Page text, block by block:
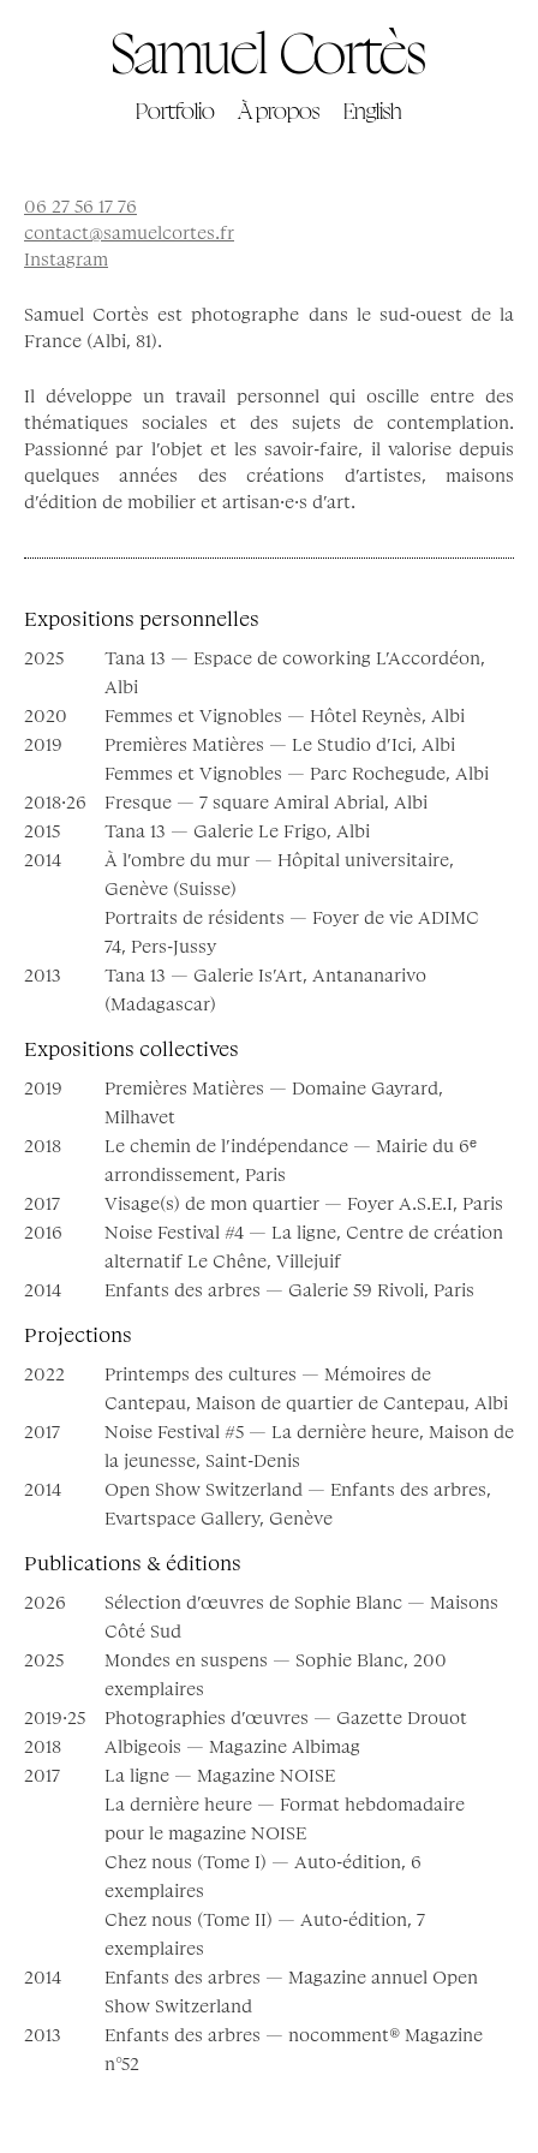
Samuel Cortès
Portfolio À propos English
Instagram
Samuel Cortès est photographe dans le sud-ouest de la
France (Albi, 81).
Il développe un travail personnel qui oscille entre des
thématiques sociales et des sujets de contemplation.
Passionné par l’objet et les savoir-faire, il valorise depuis
quelques années des créations d’artistes, maisons
d’édition de mobilier et artisan·e·s d’art.
Expositions personnelles
2025
Tana 13 — Espace de coworking L’Accordéon,
Albi
2020
Femmes et Vignobles — Hôtel Reynès, Albi
2019
Premières Matières — Le Studio d’Ici, Albi
Femmes et Vignobles — Parc Rochegude, Albi
2018·26
Fresque — 7 square Amiral Abrial, Albi
2015
Tana 13 — Galerie Le Frigo, Albi
2014
À l’ombre du mur — Hôpital universitaire,
Genève (Suisse)
Portraits de résidents — Foyer de vie ADIMC
74, Pers-Jussy
2013
Tana 13 — Galerie Is’Art, Antananarivo
(Madagascar)
Expositions collectives
2019
Premières Matières — Domaine Gayrard,
Milhavet
2018
Le chemin de l’indépendance — Mairie du 6ᵉ
arrondissement, Paris
2017
Visage(s) de mon quartier — Foyer A.S.E.I, Paris
2016
Noise Festival #4 — La ligne, Centre de création
alternatif Le Chêne, Villejuif
2014
Enfants des arbres — Galerie 59 Rivoli, Paris
Projections
2022
Printemps des cultures — Mémoires de
Cantepau, Maison de quartier de Cantepau, Albi
2017
Noise Festival #5 — La dernière heure, Maison de
la jeunesse, Saint-Denis
2014
Open Show Switzerland — Enfants des arbres,
Evartspace Gallery, Genève
Publications & éditions
2026
Sélection d’œuvres de Sophie Blanc — Maisons
Côté Sud
2025
Mondes en suspens — Sophie Blanc, 200
exemplaires
2019·25
Photographies d’œuvres — Gazette Drouot
2018
Albigeois — Magazine Albimag
2017
La ligne — Magazine NOISE
La dernière heure — Format hebdomadaire
pour le magazine NOISE
Chez nous (Tome I) — Auto-édition, 6
exemplaires
Chez nous (Tome II) — Auto-édition, 7
exemplaires
2014
Enfants des arbres — Magazine annuel Open
Show Switzerland
2013
Enfants des arbres — nocomment® Magazine
n°52